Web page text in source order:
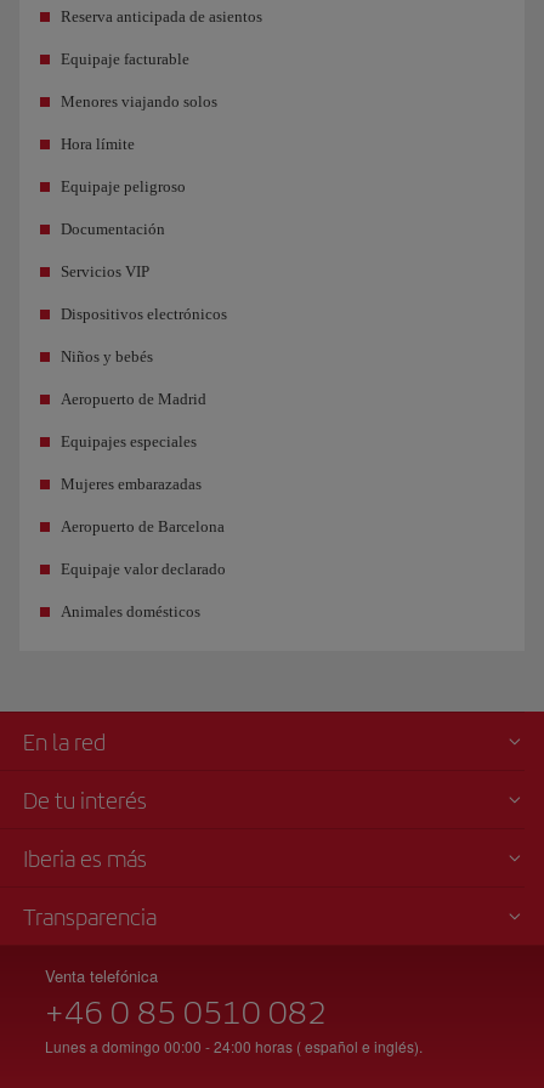
Reserva anticipada de asientos
Equipaje facturable
Menores viajando solos
Hora límite
Equipaje peligroso
Documentación
Servicios VIP
Dispositivos electrónicos
Niños y bebés
Aeropuerto de Madrid
Equipajes especiales
Mujeres embarazadas
Aeropuerto de Barcelona
Equipaje valor declarado
Animales domésticos
En la red
De tu interés
Iberia es más
Transparencia
Venta telefónica
+46 0 85 0510 082
Lunes a domingo 00:00 - 24:00 horas ( español e inglés).